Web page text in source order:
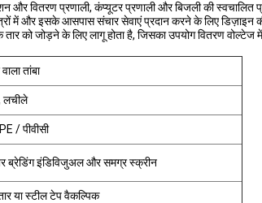
और वितरण प्रणाली, कंप्यूटर प्रणाली और बिजली की
में और इसके आसपास संचार सेवाएं प्रदान करने के लिए
को जोड़ने के लिए लागू होता है, जिसका उपयोग वितरण
तांबा
लचीले
/ पीवीसी
ब्रेडिंग इंडिविजुअल और समग्र स्क्रीन
या स्टील टेप वैकल्पिक